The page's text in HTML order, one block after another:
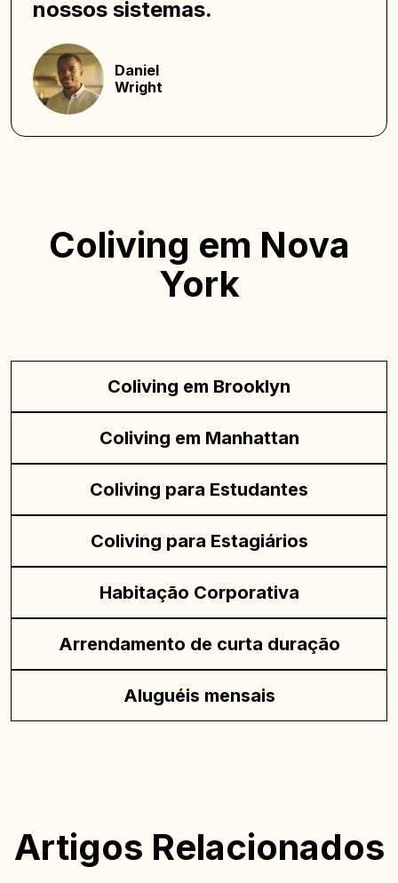
nossos sistemas.
Daniel
Wright
Coliving em Nova
York
Coliving em Brooklyn
Coliving em Manhattan
Coliving para Estudantes
Coliving para Estagiários
Habitação Corporativa
Arrendamento de curta duração
Aluguéis mensais
Artigos Relacionados